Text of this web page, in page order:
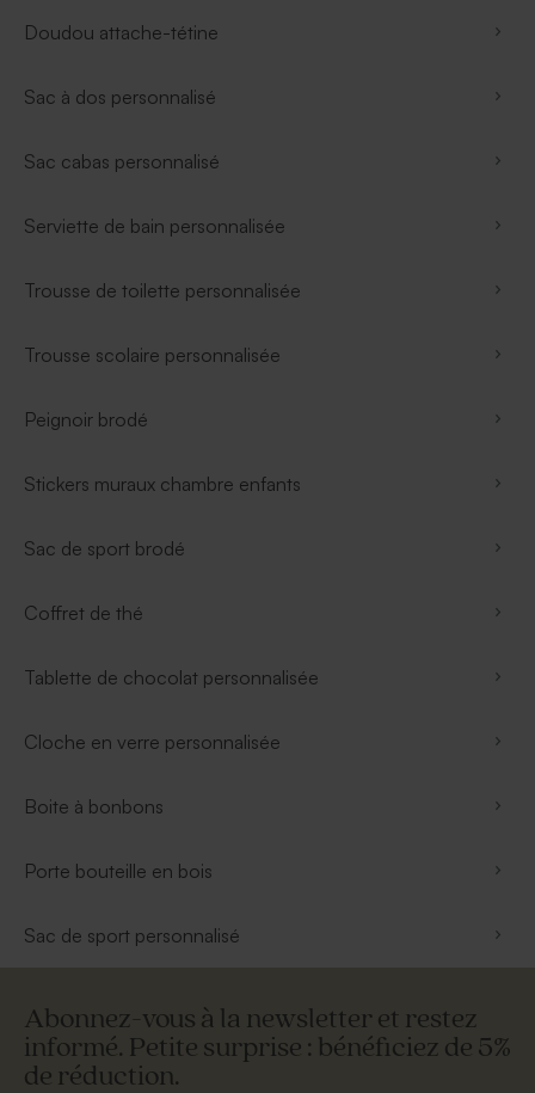
Doudou attache-tétine
Sac à dos personnalisé
Sac cabas personnalisé
Serviette de bain personnalisée
Trousse de toilette personnalisée
Trousse scolaire personnalisée
Peignoir brodé
Stickers muraux chambre enfants
Sac de sport brodé
Coffret de thé
Tablette de chocolat personnalisée
Cloche en verre personnalisée
Boite à bonbons
Porte bouteille en bois
Sac de sport personnalisé
Abonnez-vous à la newsletter et restez
informé. Petite surprise : bénéficiez de 5%
de réduction.